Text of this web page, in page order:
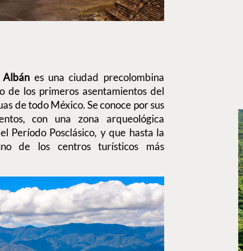
es una ciudad precolombina
de los primeros asentamientos del
de todo México. Se conoce por sus
con una zona arqueológica
Período Posclásico, y que hasta la
de los centros turísticos más